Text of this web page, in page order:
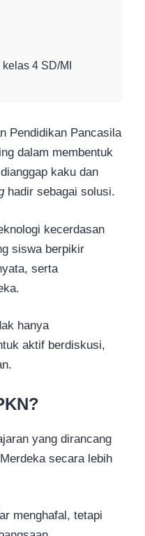
4 SD/MI
Pendidikan Pancasila
dalam membentuk
kaku dan
hadir sebagai solusi.
kecerdasan
siswa berpikir
serta
hanya
aktif berdiskusi,
yang dirancang
secara lebih
menghafal, tetapi